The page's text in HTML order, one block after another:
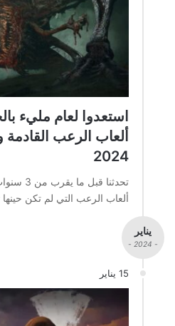
استعدوا لعام مليء
ألعاب الرعب
2024
تحدثنا
ألعاب الرعب التي لم تكن
يناير
- 2024 -
15 يناير